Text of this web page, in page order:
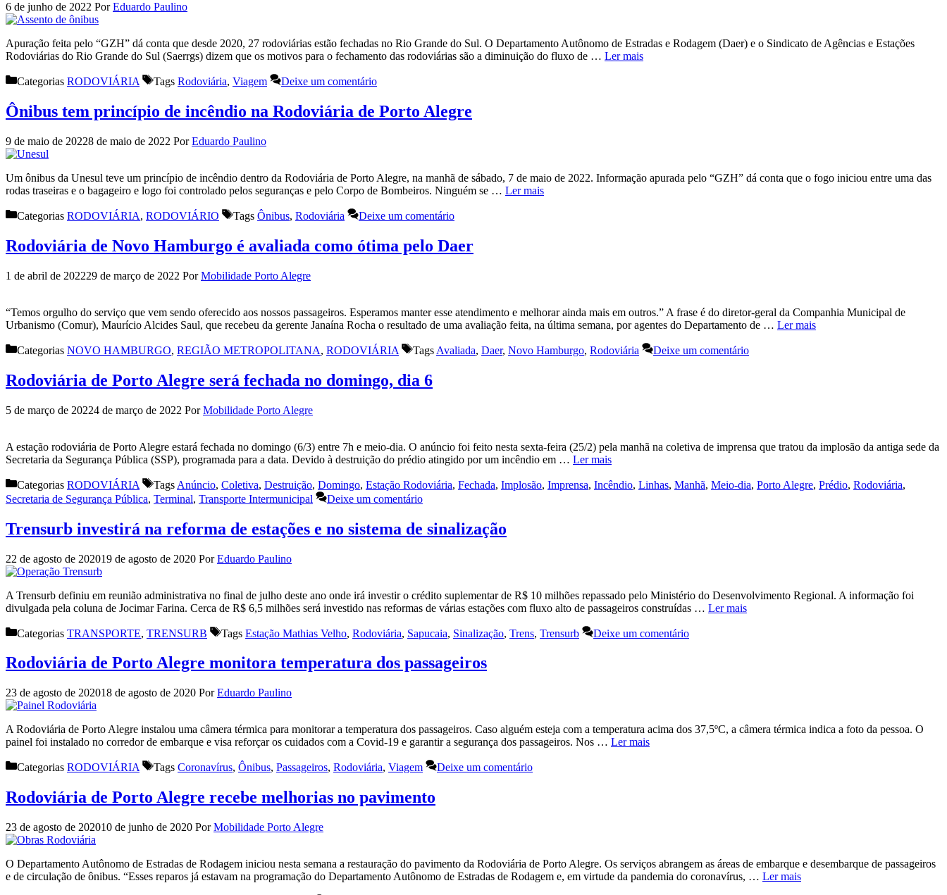
6 de junho de 2022 PorEduardo Paulino
Apuração feita pelo “GZH” dá conta que desde 2020, 27 rodoviárias estão fechadas no Rio Grande do Sul. O Departamento Autônomo de Estradas e Rodagem (Daer) e o Sindicato de Agências e Estações
Rodoviárias do Rio Grande do Sul (Saerrgs) dizem que os motivos para o fechamento das rodoviárias são a diminuição do fluxo de … Ler mais
Categorias RODOVIÁRIA Tags Rodoviária, Viagem Deixe um comentário
Ônibus tem princípio de incêndio na Rodoviária de Porto Alegre
9 de maio de 20228 de maio de 2022 PorEduardo Paulino
Um ônibus da Unesul teve um princípio de incêndio dentro da Rodoviária de Porto Alegre, na manhã de sábado, 7 de maio de 2022. Informação apurada pelo “GZH” dá conta que o fogo iniciou entre uma das
rodas traseiras e o bagageiro e logo foi controlado pelos seguranças e pelo Corpo de Bombeiros. Ninguém se … Ler mais
Categorias RODOVIÁRIA, RODOVIÁRIO Tags Ônibus, Rodoviária Deixe um comentário
Rodoviária de Novo Hamburgo é avaliada como ótima pelo Daer
1 de abril de 202229 de março de 2022 PorMobilidade Porto Alegre
“Temos orgulho do serviço que vem sendo oferecido aos nossos passageiros. Esperamos manter esse atendimento e melhorar ainda mais em outros.” A frase é do diretor-geral da Companhia Municipal de
Urbanismo (Comur), Maurício Alcides Saul, que recebeu da gerente Janaína Rocha o resultado de uma avaliação feita, na última semana, por agentes do Departamento de … Ler mais
Categorias NOVO HAMBURGO, REGIÃO METROPOLITANA, RODOVIÁRIA Tags Avaliada, Daer, Novo Hamburgo, Rodoviária Deixe um comentário
Rodoviária de Porto Alegre será fechada no domingo, dia 6
5 de março de 20224 de março de 2022 PorMobilidade Porto Alegre
A estação rodoviária de Porto Alegre estará fechada no domingo (6/3) entre 7h e meio-dia. O anúncio foi feito nesta sexta-feira (25/2) pela manhã na coletiva de imprensa que tratou da implosão da antiga sede da
Secretaria da Segurança Pública (SSP), programada para a data. Devido à destruição do prédio atingido por um incêndio em … Ler mais
Categorias RODOVIÁRIA Tags Anúncio, Coletiva, Destruição, Domingo, Estação Rodoviária, Fechada, Implosão, Imprensa, Incêndio, Linhas, Manhã, Meio-dia, Porto Alegre, Prédio, Rodoviária,
Secretaria de Segurança Pública, Terminal, Transporte Intermunicipal Deixe um comentário
Trensurb investirá na reforma de estações e no sistema de sinalização
22 de agosto de 202019 de agosto de 2020 PorEduardo Paulino
A Trensurb definiu em reunião administrativa no final de julho deste ano onde irá investir o crédito suplementar de R$ 10 milhões repassado pelo Ministério do Desenvolvimento Regional. A informação foi
divulgada pela coluna de Jocimar Farina. Cerca de R$ 6,5 milhões será investido nas reformas de várias estações com fluxo alto de passageiros construídas … Ler mais
Categorias TRANSPORTE, TRENSURB Tags Estação Mathias Velho, Rodoviária, Sapucaia, Sinalização, Trens, Trensurb Deixe um comentário
Rodoviária de Porto Alegre monitora temperatura dos passageiros
23 de agosto de 202018 de agosto de 2020 PorEduardo Paulino
A Rodoviária de Porto Alegre instalou uma câmera térmica para monitorar a temperatura dos passageiros. Caso alguém esteja com a temperatura acima dos 37,5ºC, a câmera térmica indica a foto da pessoa. O
painel foi instalado no corredor de embarque e visa reforçar os cuidados com a Covid-19 e garantir a segurança dos passageiros. Nos … Ler mais
Categorias RODOVIÁRIA Tags Coronavírus, Ônibus, Passageiros, Rodoviária, Viagem Deixe um comentário
Rodoviária de Porto Alegre recebe melhorias no pavimento
23 de agosto de 202010 de junho de 2020 PorMobilidade Porto Alegre
O Departamento Autônomo de Estradas de Rodagem iniciou nesta semana a restauração do pavimento da Rodoviária de Porto Alegre. Os serviços abrangem as áreas de embarque e desembarque de passageiros
e de circulação de ônibus. “Esses reparos já estavam na programação do Departamento Autônomo de Estradas de Rodagem e, em virtude da pandemia do coronavírus, … Ler mais